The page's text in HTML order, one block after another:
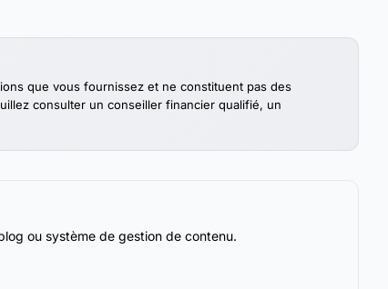
que vous fournissez et ne constituent pas des
consulter un conseiller financier qualifié, un
ou système de gestion de contenu.